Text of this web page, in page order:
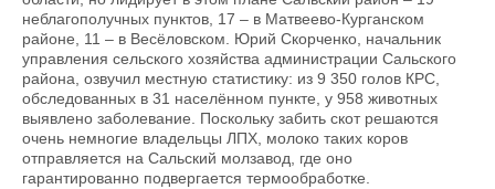
неблагополучных пунктов, 17 – в Матвеево-Курганском
районе, 11 – в Весёловском. Юрий Скорченко, начальник
управления сельского хозяйства администрации Сальского
района, озвучил местную статистику: из 9 350 голов КРС,
обследованных в 31 населённом пункте, у 958 животных
выявлено заболевание. Поскольку забить скот решаются
очень немногие владельцы ЛПХ, молоко таких коров
отправляется на Сальский молзавод, где оно
гарантированно подвергается термообработке.